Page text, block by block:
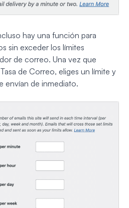
hay una función para
sin exceder los límites
de correo. Una vez que
de Correo, eliges un límite y
envían de inmediato.